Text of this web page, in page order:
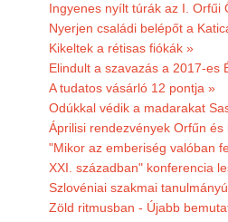
Ingyenes nyílt túrák az I. Orfűi
Nyerjen családi belépőt a
Kikeltek a rétisas fiókák »
Elindult a szavazás a 2017-es
A tudatos vásárló 12 pontja »
Odúkkal védik a madarakat
Áprilisi rendezvények Orfűn és
"Mikor az emberiség valóban
XXI. században" konferencia
Szlovéniai szakmai
Zöld ritmusban - Újabb